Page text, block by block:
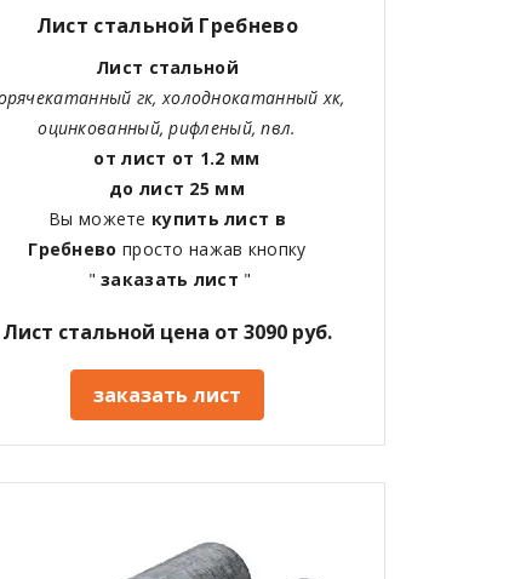
Лист стальной Гребнево
Лист стальной
гк, холоднокатанный хк,
оцинкованный, рифленый, пвл.
от лист от 1.2 мм
до лист 25 мм
Вы можете купить лист в
Гребнево просто нажав кнопку
"заказать лист "
Лист стальной цена от 3090 руб.
заказать лист